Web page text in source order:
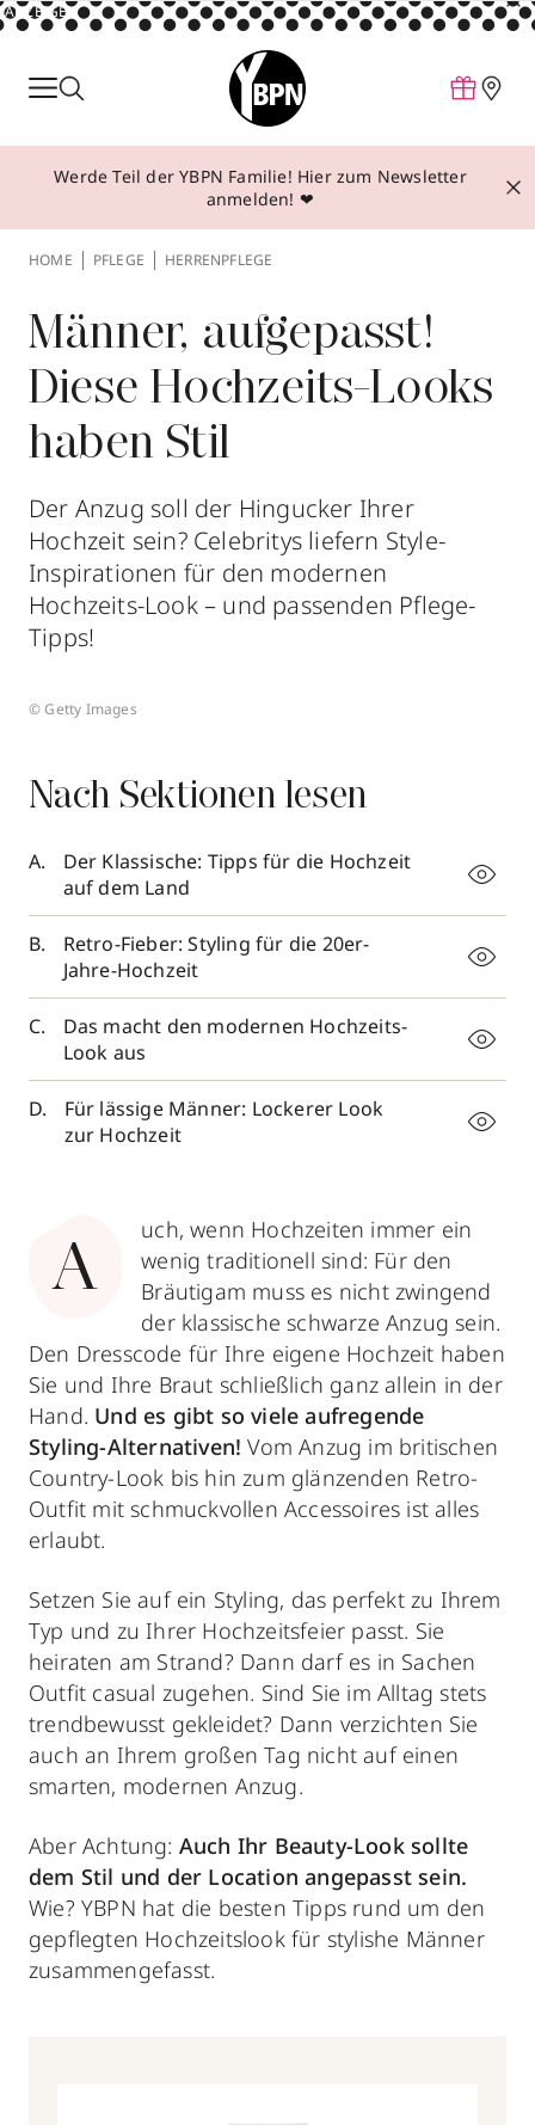
ANZEIGE
Parfum
Make-up
Behandlungen
Über YBPN
Aktionen
Storefinder
Werde Teil der YBPN Familie! Hier zum Newsletter
anmelden! ❤
HOME PFLEGE HERRENPFLEGE
Männer, aufgepasst!
Diese Hochzeits-Looks
haben Stil
Der Anzug soll der Hingucker Ihrer
Hochzeit sein? Celebritys liefern Style-
Inspirationen für den modernen
Hochzeits-Look – und passenden Pflege-
Tipps!
© Getty Images
Nach Sektionen lesen
Der Klassische: Tipps für die Hochzeit
auf dem Land
Retro-Fieber: Styling für die 20er-
Jahre-Hochzeit
Das macht den modernen Hochzeits-
Look aus
Für lässige Männer: Lockerer Look
zur Hochzeit
A
uch, wenn Hochzeiten immer ein
wenig traditionell sind: Für den
Bräutigam muss es nicht zwingend
der klassische schwarze Anzug sein.
Den Dresscode für Ihre eigene Hochzeit haben
Sie und Ihre Braut schließlich ganz allein in der
Hand. Und es gibt so viele aufregende
Styling-Alternativen! Vom Anzug im britischen
Country-Look bis hin zum glänzenden Retro-
Outfit mit schmuckvollen Accessoires ist alles
erlaubt.
Setzen Sie auf ein Styling, das perfekt zu Ihrem
Typ und zu Ihrer Hochzeitsfeier passt. Sie
heiraten am Strand? Dann darf es in Sachen
Outfit casual zugehen. Sind Sie im Alltag stets
trendbewusst gekleidet? Dann verzichten Sie
auch an Ihrem großen Tag nicht auf einen
smarten, modernen Anzug.
Aber Achtung: Auch Ihr Beauty-Look sollte
dem Stil und der Location angepasst sein.
Wie? YBPN hat die besten Tipps rund um den
gepflegten Hochzeitslook für stylishe Männer
zusammengefasst.